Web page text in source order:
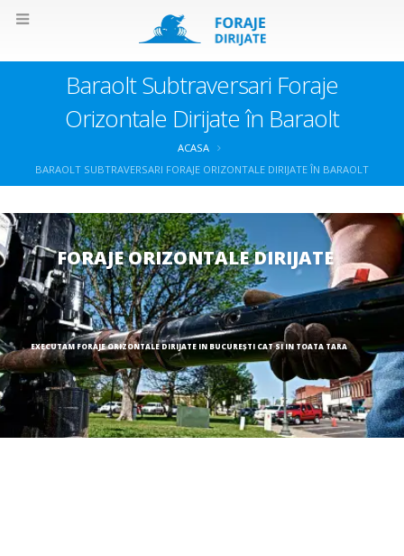
Baraolt Subtraversari Foraje
Orizontale Dirijate în Baraolt
ACASA
BARAOLT SUBTRAVERSARI FORAJE ORIZONTALE DIRIJATE ÎN BARAOLT
FORAJE ORIZONTALE DIRIJATE
EXECUTAM FORAJE ORIZONTALE DIRIJATE IN BUCUREȘTI CAT SI IN TOATA TARA